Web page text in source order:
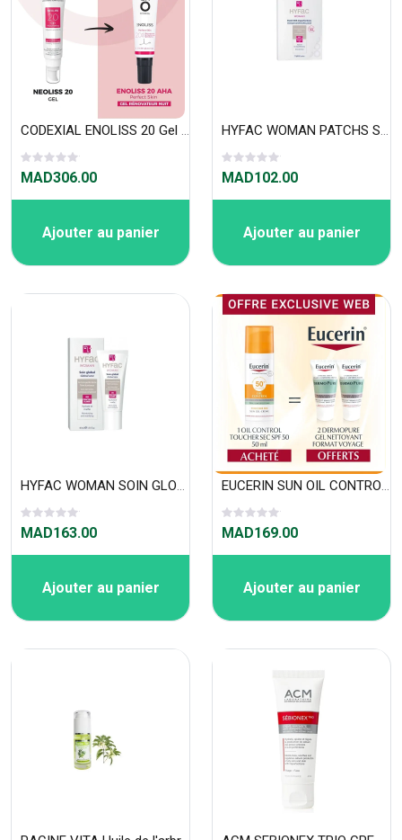
CODEXIAL ENOLISS 20 Gel 30 ML
MAD306.00
Ajouter au panier
HYFAC WOMAN PATCHS SOS ANTI-IMPERFECTIONS SACHET DE 15 PATCHS
MAD102.00
Ajouter au panier
HYFAC WOMAN SOIN GLOBAL 40 ML
MAD163.00
Ajouter au panier
EUCERIN SUN OIL CONTROL SPF 50+ SUN GEL-CRÉME TOUCHER SEC 50 ML
MAD169.00
Ajouter au panier